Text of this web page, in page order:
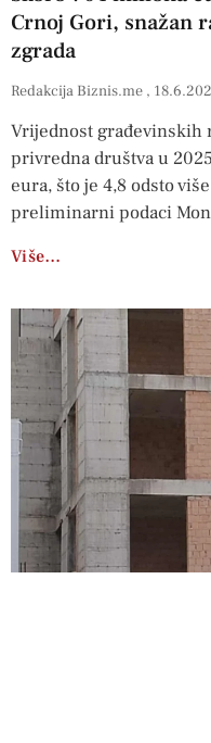
Crnoj Gori, snažan
zgrada
Redakcija Biznis.me
Vrijednost građevinskih
privredna društva u
eura, što je 4,8 odsto
preliminarni podaci
Više…